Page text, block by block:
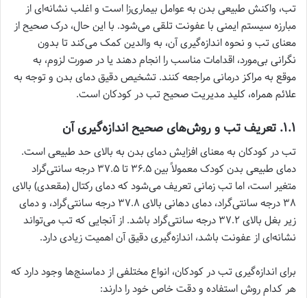
تب، واکنش طبیعی بدن به عوامل بیماری‌زا است و اغلب نشانه‌ای از
مبارزه سیستم ایمنی با عفونت تلقی می‌شود. با این حال، درک صحیح از
معنای تب و نحوه اندازه‌گیری آن، به والدین کمک می‌کند تا بدون
نگرانی بی‌مورد، اقدامات مناسب را انجام دهند یا در صورت لزوم، به
موقع به مراکز درمانی مراجعه کنند. تشخیص دقیق دمای بدن و توجه به
علائم همراه، کلید مدیریت صحیح تب در کودکان است.
۱.۱. تعریف تب و روش‌های صحیح اندازه‌گیری آن
تب در کودکان به معنای افزایش دمای بدن به بالای حد طبیعی است.
دمای طبیعی بدن کودک معمولاً بین ۳۶.۵ تا ۳۷.۵ درجه سانتی‌گراد
متغیر است، اما تب زمانی تعریف می‌شود که دمای رکتال (مقعدی) بالای
۳۸ درجه سانتی‌گراد، دمای دهانی بالای ۳۷.۸ درجه سانتی‌گراد، و دمای
زیر بغل بالای ۳۷.۲ درجه سانتی‌گراد باشد. از آنجایی که تب می‌تواند
نشانه‌ای از عفونت باشد، اندازه‌گیری دقیق آن اهمیت زیادی دارد.
برای اندازه‌گیری تب در کودکان، انواع مختلفی از دماسنج‌ها وجود دارد که
هر کدام روش استفاده و دقت خاص خود را دارند: